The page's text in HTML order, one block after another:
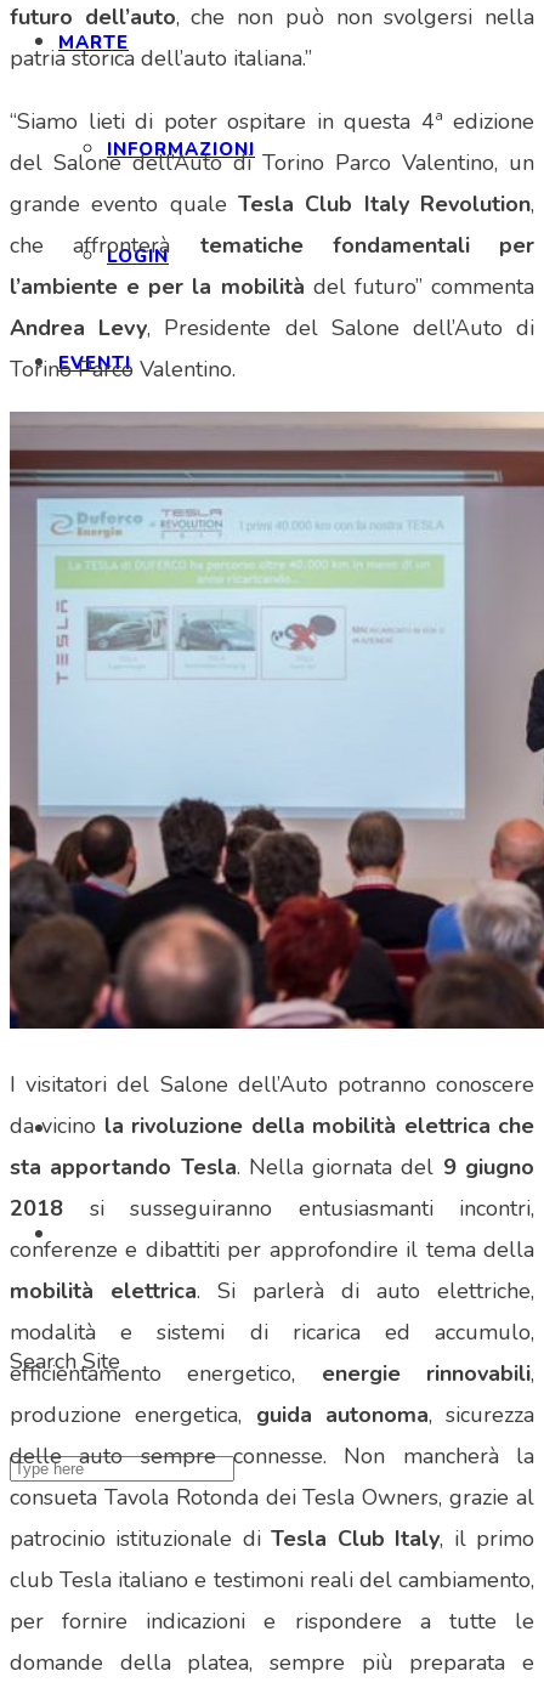
MARTE
INFORMAZIONI
LOGIN
EVENTI
SPONSOR
NEWS
SHOP
Search Site
futuro dell’auto, che non può non svolgersi nella
patria storica dell’auto italiana.”
“Siamo lieti di poter ospitare in questa 4ª edizione
del Salone dell’Auto di Torino Parco Valentino, un
grande evento quale Tesla Club Italy Revolution,
che affronterà tematiche fondamentali per
l’ambiente e per la mobilità del futuro” commenta
Andrea Levy, Presidente del Salone dell’Auto di
Torino Parco Valentino.
I visitatori del Salone dell’Auto potranno conoscere
da vicino la rivoluzione della mobilità elettrica che
sta apportando Tesla. Nella giornata del 9 giugno
2018 si susseguiranno entusiasmanti incontri,
conferenze e dibattiti per approfondire il tema della
mobilità elettrica. Si parlerà di auto elettriche,
modalità e sistemi di ricarica ed accumulo,
efficientamento energetico, energie rinnovabili,
produzione energetica, guida autonoma, sicurezza
delle auto sempre connesse. Non mancherà la
consueta Tavola Rotonda dei Tesla Owners, grazie al
patrocinio istituzionale diTesla Club Italy, il primo
club Tesla italiano e testimoni reali del cambiamento,
per fornire indicazioni e rispondere a tutte le
domande della platea, sempre più preparata e